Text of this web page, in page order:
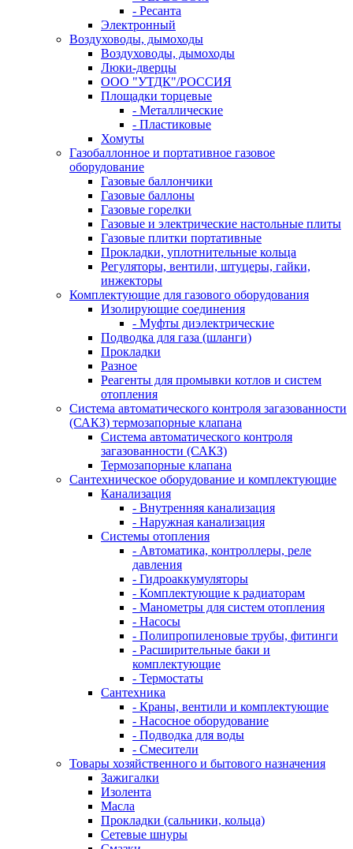
- Ресанта
Электронный
Воздуховоды, дымоходы
Воздуховоды, дымоходы
Люки-дверцы
ООО "УТДК"/РОССИЯ
Площадки торцевые
- Металлические
- Пластиковые
Хомуты
Газобаллонное и портативное газовое
оборудование
Газовые баллончики
Газовые баллоны
Газовые горелки
Газовые и электрические настольные плиты
Газовые плитки портативные
Прокладки, уплотнительные кольца
Регуляторы, вентили, штуцеры, гайки,
инжекторы
Комплектующие для газового оборудования
Изолирующие соединения
- Муфты диэлектрические
Подводка для газа (шланги)
Прокладки
Разное
Реагенты для промывки котлов и систем
отопления
Система автоматического контроля загазованности
(САКЗ) термозапорные клапана
Система автоматического контроля
загазованности (САКЗ)
Термозапорные клапана
Сантехническое оборудование и комплектующие
Канализация
- Внутренняя канализация
- Наружная канализация
Системы отопления
- Автоматика, контроллеры, реле
давления
- Гидроаккумуляторы
- Комплектующие к радиаторам
- Манометры для систем отопления
- Насосы
- Полипропиленовые трубы, фитинги
- Расширительные баки и
комплектующие
- Термостаты
Сантехника
- Краны, вентили и комплектующие
- Насосное оборудование
- Подводка для воды
- Смесители
Товары хозяйственного и бытового назначения
Зажигалки
Изолента
Масла
Прокладки (сальники, кольца)
Сетевые шнуры